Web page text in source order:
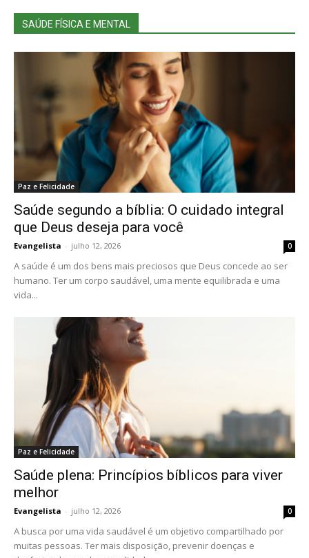
SAÚDE FÍSICA E MENTAL
Paz e Felicidade
Saúde segundo a bíblia: O cuidado integral
que Deus deseja para você
Evangelista - julho 12, 2026 0
A saúde é um dos bens mais preciosos que Deus concede ao ser
humano. Ter um corpo saudável, uma mente equilibrada e uma
vida...
Paz e Felicidade
Saúde plena: Princípios bíblicos para viver
melhor
Evangelista - julho 12, 2026 0
A busca por uma vida saudável é um objetivo compartilhado por
muitas pessoas. Ter mais disposição, prevenir doenças e